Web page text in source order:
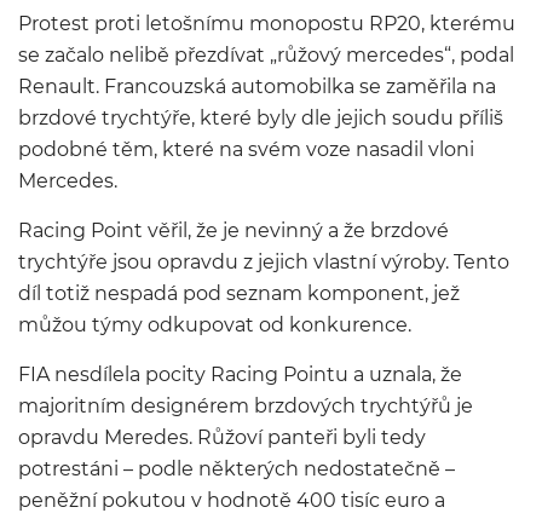
Protest proti letošnímu monopostu RP20, kterému
se začalo nelibě přezdívat „růžový mercedes“, podal
Renault. Francouzská automobilka se zaměřila na
brzdové trychtýře, které byly dle jejich soudu příliš
podobné těm, které na svém voze nasadil vloni
Mercedes.
Racing Point věřil, že je nevinný a že brzdové
trychtýře jsou opravdu z jejich vlastní výroby. Tento
díl totiž nespadá pod seznam komponent, jež
můžou týmy odkupovat od konkurence.
FIA nesdílela pocity Racing Pointu a uznala, že
majoritním designérem brzdových trychtýřů je
opravdu Meredes. Růžoví panteři byli tedy
potrestáni – podle některých nedostatečně –
peněžní pokutou v hodnotě 400 tisíc euro a